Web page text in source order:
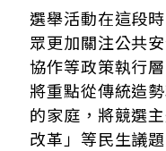
選舉活動在這段
眾更加關注公共
協作等政策執行
將重點從傳統造
的家庭，將競選
改革」等民生議